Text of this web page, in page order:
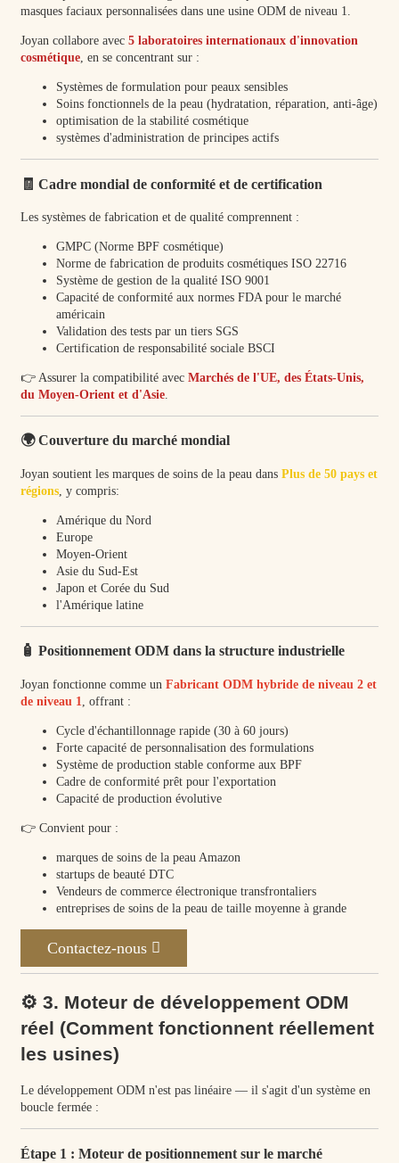
Joyan collabore avec 5 laboratoires internationaux d'innovation
cosmétique, en se concentrant sur :
Systèmes de formulation pour peaux sensibles
Soins fonctionnels de la peau (hydratation, réparation, anti-âge)
optimisation de la stabilité cosmétique
systèmes d'administration de principes actifs
🧾 Cadre mondial de conformité et de certification
Les systèmes de fabrication et de qualité comprennent :
GMPC (Norme BPF cosmétique)
Norme de fabrication de produits cosmétiques ISO 22716
Système de gestion de la qualité ISO 9001
Capacité de conformité aux normes FDA pour le marché
américain
Validation des tests par un tiers SGS
Certification de responsabilité sociale BSCI
👉 Assurer la compatibilité avec Marchés de l'UE, des États-Unis,
du Moyen-Orient et d'Asie.
🌍 Couverture du marché mondial
Joyan soutient les marques de soins de la peau dans Plus de 50 pays et
régions, y compris:
Amérique du Nord
Europe
Moyen-Orient
Asie du Sud-Est
Japon et Corée du Sud
l'Amérique latine
🧴 Positionnement ODM dans la structure industrielle
Joyan fonctionne comme un Fabricant ODM hybride de niveau 2 et
de niveau 1
, offrant :
Cycle d'échantillonnage rapide (30 à 60 jours)
Forte capacité de personnalisation des formulations
Système de production stable conforme aux BPF
Cadre de conformité prêt pour l'exportation
Capacité de production évolutive
👉 Convient pour :
marques de soins de la peau Amazon
startups de beauté DTC
Vendeurs de commerce électronique transfrontaliers
entreprises de soins de la peau de taille moyenne à grande
Contactez-nous
⚙️ 3. Moteur de développement ODM
réel (Comment fonctionnent réellement
les usines)
Le développement ODM n'est pas linéaire — il s'agit d'un système en
boucle fermée :
Étape 1 : Moteur de positionnement sur le marché